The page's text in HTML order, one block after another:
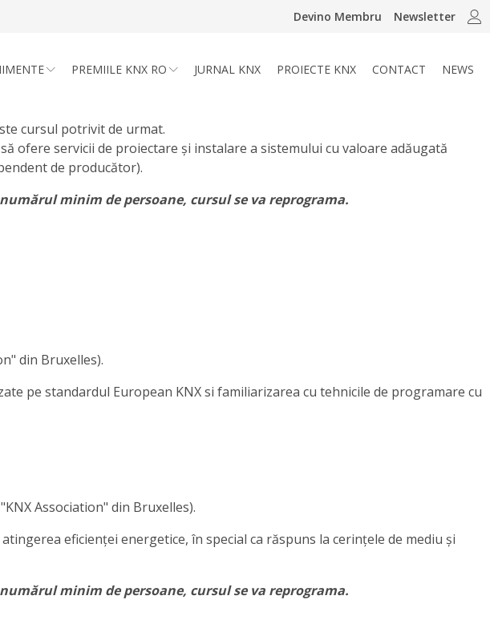
Devino Membru Newsletter
PREMIILE KNX RO JURNAL KNX PROIECTE KNX CONTACT NEWS
cursul potrivit de urmat.
ofere servicii de proiectare și instalare a sistemului cu valoare adăugată
de producător).
minim de persoane, cursul se va reprograma.
din Bruxelles).
pe standardul European KNX si familiarizarea cu tehnicile de programare cu
Association" din Bruxelles).
eficienței energetice, în special ca răspuns la cerințele de mediu și
minim de persoane, cursul se va reprograma.